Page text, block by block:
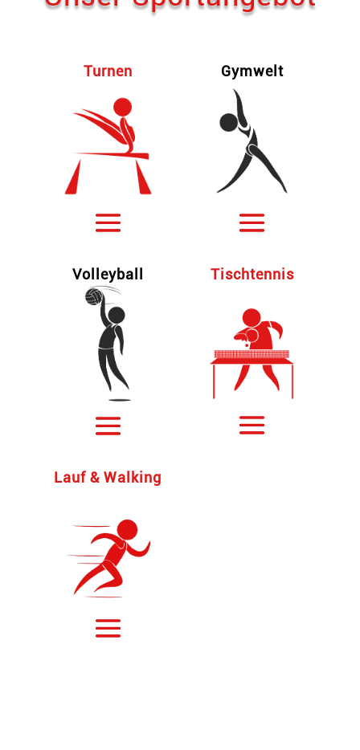
Turnen
Volleyball
Lauf & Walking
Gymwelt
Tischtennis